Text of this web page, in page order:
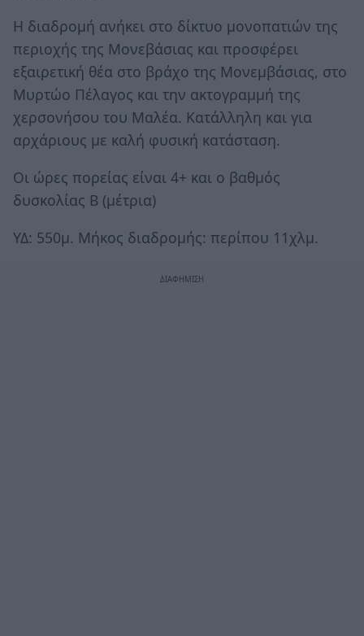
Η διαδρομή ανήκει στο δίκτυο μονοπατιών της
περιοχής της Μονεβάσιας και προσφέρει
εξαιρετική θέα στο βράχο της Μονεμβάσιας, στο
Μυρτώο Πέλαγος και την ακτογραμμή της
χερσονήσου του Μαλέα. Κατάλληλη και για
αρχάριους με καλή φυσική κατάσταση.
Οι ώρες πορείας είναι 4+ και ο βαθμός
δυσκολίας Β (μέτρια)
ΥΔ: 550μ. Μήκος διαδρομής: περίπου 11χλμ.